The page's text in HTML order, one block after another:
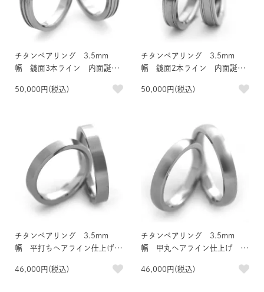
チタンペアリング 3.5mm
幅 鏡面3本ライン 内面誕生
50,000円(税込)
チタンペアリング 3.5mm
幅 鏡面2本ライン 内面誕生
50,000円(税込)
チタンペアリング 3.5mm
幅 平打ちヘアライン仕上げ
46,000円(税込)
チタンペアリング 3.5mm
幅 甲丸ヘアライン仕上げ 内
46,000円(税込)